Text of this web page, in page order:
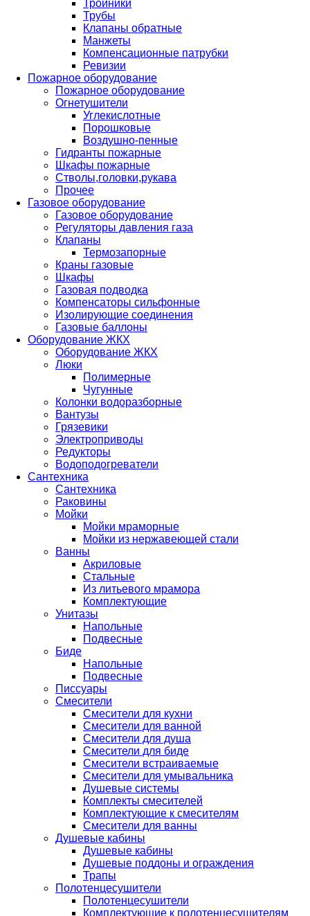
Тройники
Трубы
Клапаны обратные
Манжеты
Компенсационные патрубки
Ревизии
Пожарное оборудование
Пожарное оборудование
Огнетушители
Углекислотные
Порошковые
Воздушно-пенные
Гидранты пожарные
Шкафы пожарные
Стволы,головки,рукава
Прочее
Газовое оборудование
Газовое оборудование
Регуляторы давления газа
Клапаны
Термозапорные
Краны газовые
Шкафы
Газовая подводка
Компенсаторы сильфонные
Изолирующие соединения
Газовые баллоны
Оборудование ЖКХ
Оборудование ЖКХ
Люки
Полимерные
Чугунные
Колонки водоразборные
Вантузы
Грязевики
Электроприводы
Редукторы
Водоподогреватели
Сантехника
Сантехника
Раковины
Мойки
Мойки мраморные
Мойки из нержавеющей стали
Ванны
Акриловые
Стальные
Из литьевого мрамора
Комплектующие
Унитазы
Напольные
Подвесные
Биде
Напольные
Подвесные
Писсуары
Смесители
Смесители для кухни
Смесители для ванной
Смесители для душа
Смесители для биде
Смесители встраиваемые
Смесители для умывальника
Душевые системы
Комплекты смесителей
Комплектующие к смесителям
Смесители для ванны
Душевые кабины
Душевые кабины
Душевые поддоны и ограждения
Трапы
Полотенцесушители
Полотенцесушители
Комплектующие к полотенцесушителям